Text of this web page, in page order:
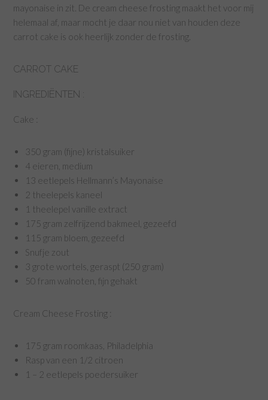
mayonaise in zit. De cream cheese frosting maakt het voor mij
helemaal af, maar mocht je daar nou niet van houden deze
carrot cake is ook heerlijk zonder de frosting.
CARROT CAKE
INGREDIËNTEN :
Cake :
350 gram (fijne) kristalsuiker
4 eieren, medium
13 eetlepels Hellmann’s Mayonaise
2 theelepels kaneel
1 theelepel vanille extract
175 gram zelfrijzend bakmeel, gezeefd
115 gram bloem, gezeefd
Snufje zout
3 grote wortels, geraspt (250 gram)
50 fram walnoten, fijn gehakt
Cream Cheese Frosting :
175 gram roomkaas, Philadelphia
Rasp van een 1/2 citroen
1 – 2 eetlepels poedersuiker